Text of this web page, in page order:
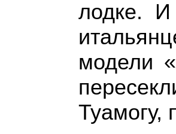
лодке. И
модели
Туамогу,